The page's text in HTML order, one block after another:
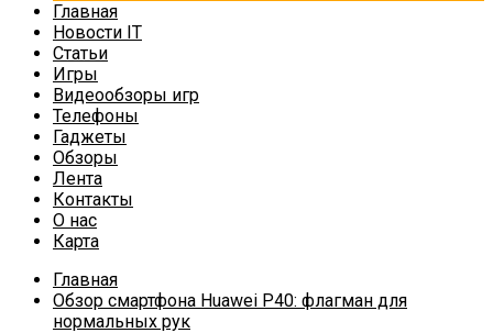
Главная
Новости IT
Статьи
Игры
Видеообзоры игр
Телефоны
Гаджеты
Обзоры
Лента
Контакты
О нас
Карта
Главная
Обзор смартфона Huawei P40: флагман для
нормальных рук